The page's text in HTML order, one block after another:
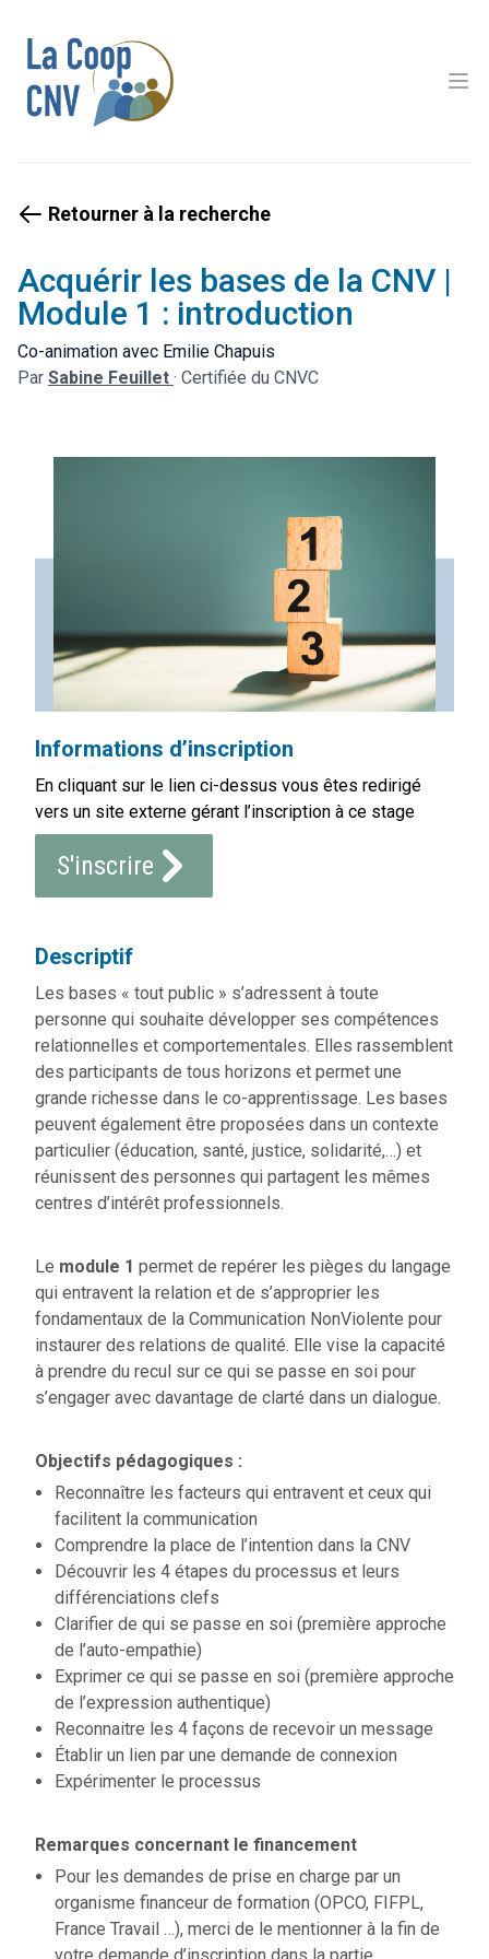
Retourner à la recherche
Acquérir les bases de la CNV |
Module 1 : introduction
Co-animation avec Emilie Chapuis
Par Sabine Feuillet · Certifiée du CNVC
Informations d’inscription
En cliquant sur le lien ci-dessus vous êtes redirigé
vers un site externe gérant l’inscription à ce stage
S'inscrire
Descriptif
Les bases « tout public » s’adressent à toute
personne qui souhaite développer ses compétences
relationnelles et comportementales. Elles rassemblent
des participants de tous horizons et permet une
grande richesse dans le co-apprentissage. Les bases
peuvent également être proposées dans un contexte
particulier (éducation, santé, justice, solidarité,…) et
réunissent des personnes qui partagent les mêmes
centres d’intérêt professionnels.
Le module 1 permet de repérer les pièges du langage
qui entravent la relation et de s’approprier les
fondamentaux de la Communication NonViolente pour
instaurer des relations de qualité. Elle vise la capacité
à prendre du recul sur ce qui se passe en soi pour
s’engager avec davantage de clarté dans un dialogue.
Objectifs pédagogiques :
Reconnaître les facteurs qui entravent et ceux qui
facilitent la communication
Comprendre la place de l’intention dans la CNV
Découvrir les 4 étapes du processus et leurs
différenciations clefs
Clarifier de qui se passe en soi (première approche
de l’auto-empathie)
Exprimer ce qui se passe en soi (première approche
de l’expression authentique)
Reconnaitre les 4 façons de recevoir un message
Établir un lien par une demande de connexion
Expérimenter le processus
Remarques concernant le financement
Pour les demandes de prise en charge par un
organisme financeur de formation (OPCO, FIFPL,
France Travail …), merci de le mentionner à la fin de